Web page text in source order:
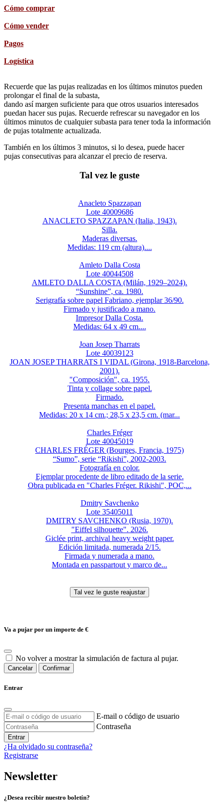
Cómo comprar
Cómo vender
Pagos
Logística
Recuerde que las pujas realizadas en los últimos minutos pueden
prolongar el final de la subasta,
dando así margen suficiente para que otros usuarios interesados
puedan hacer sus pujas. Recuerde refrescar su navegador en los
últimos minutos de cualquier subasta para tener toda la información
de pujas totalmente actualizada.
También en los últimos 3 minutos, si lo desea, puede hacer
pujas consecutivas para alcanzar el precio de reserva.
Tal vez le guste
Anacleto Spazzapan
Lote 40009686
ANACLETO SPAZZAPAN (Italia, 1943).
Silla.
Maderas diversas.
Medidas: 119 cm (altura)....
Amleto Dalla Costa
Lote 40044508
AMLETO DALLA COSTA (Milán, 1929–2024).
“Sunshine”, ca. 1980.
Serigrafía sobre papel Fabriano, ejemplar 36/90.
Firmado y justificado a mano.
Impresor Dalla Costa.
Medidas: 64 x 49 cm....
Joan Josep Tharrats
Lote 40039123
JOAN JOSEP THARRATS I VIDAL (Girona, 1918-Barcelona,
2001).
"Composición", ca. 1955.
Tinta y collage sobre papel.
Firmado.
Presenta manchas en el papel.
Medidas: 20 x 14 cm.; 28,5 x 23,5 cm. (mar...
Charles Fréger
Lote 40045019
CHARLES FRÉGER (Bourges, Francia, 1975)
“Sumo”, serie “Rikishi”, 2002-2003.
Fotografía en color.
Ejemplar procedente de libro editado de la serie.
Obra publicada en "Charles Fréger. Rikishi", POC,...
Dmitry Savchenko
Lote 35405011
DMITRY SAVCHENKO (Rusia, 1970).
"Eiffel silhouette". 2026.
Giclée print, archival heavy weight paper.
Edición limitada, numerada 2/15.
Firmada y numerada a mano.
Montada en passpartout y marco de...
Va a pujar por un importe de €
No volver a mostrar la simulación de factura al pujar.
Cancelar Confirmar
Entrar
E-mail o código de usuario
Contraseña
Entrar
¿Ha olvidado su contraseña?
Registrarse
Newsletter
¿Desea recibir nuestro boletín?